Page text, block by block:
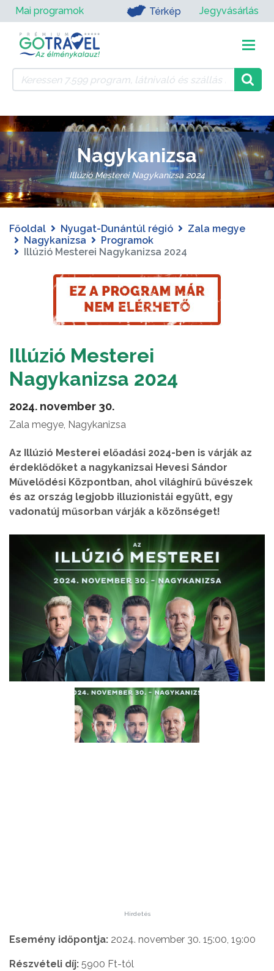
Mai programok Térkép Jegyvásárlás
Nagykanizsa
Illúzió Mesterei Nagykanizsa 2024
Főoldal Nyugat-Dunántúl régió
Zala megye
Nagykanizsa
Programok
Illúzió Mesterei Nagykanizsa 2024
Illúzió Mesterei
Nagykanizsa 2024
2024. november 30.
Zala megye, Nagykanizsa
Az Illúzió Mesterei előadási 2024-ben is várják az
érdeklődőket a nagykanizsai Hevesi Sándor
Művelődési Központban, ahol világhírű bűvészek
és az ország legjobb illuzionistái együtt, egy
vadonatúj műsorban várják a közönséget!
Hirdetés
Esemény időpontja: 2024. november 30. 15:00, 19:00
Részvételi díj: 5900 Ft-tól